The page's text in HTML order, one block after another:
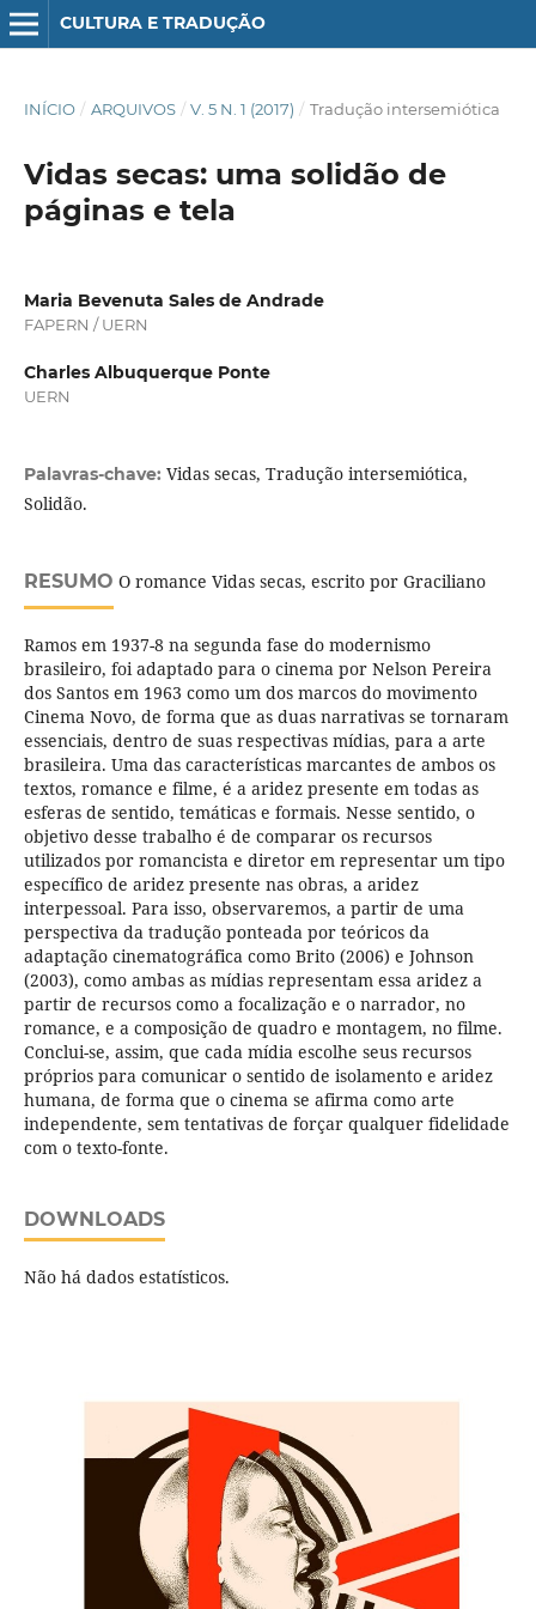
CULTURA E TRADUÇÃO
INÍCIO / ARQUIVOS / V. 5 N. 1 (2017) / Tradução intersemiótica
Vidas secas: uma solidão de
páginas e tela
Maria Bevenuta Sales de Andrade
FAPERN / UERN
Charles Albuquerque Ponte
UERN
Palavras-chave: Vidas secas, Tradução intersemiótica,
Solidão.
RESUMO O romance Vidas secas, escrito por Graciliano
Ramos em 1937-8 na segunda fase do modernismo
brasileiro, foi adaptado para o cinema por Nelson Pereira
dos Santos em 1963 como um dos marcos do movimento
Cinema Novo, de forma que as duas narrativas se tornaram
essenciais, dentro de suas respectivas mídias, para a arte
brasileira. Uma das características marcantes de ambos os
textos, romance e filme, é a aridez presente em todas as
esferas de sentido, temáticas e formais. Nesse sentido, o
objetivo desse trabalho é de comparar os recursos
utilizados por romancista e diretor em representar um tipo
específico de aridez presente nas obras, a aridez
interpessoal. Para isso, observaremos, a partir de uma
perspectiva da tradução ponteada por teóricos da
adaptação cinematográfica como Brito (2006) e Johnson
(2003), como ambas as mídias representam essa aridez a
partir de recursos como a focalização e o narrador, no
romance, e a composição de quadro e montagem, no filme.
Conclui-se, assim, que cada mídia escolhe seus recursos
próprios para comunicar o sentido de isolamento e aridez
humana, de forma que o cinema se afirma como arte
independente, sem tentativas de forçar qualquer fidelidade
com o texto-fonte.
DOWNLOADS
Não há dados estatísticos.